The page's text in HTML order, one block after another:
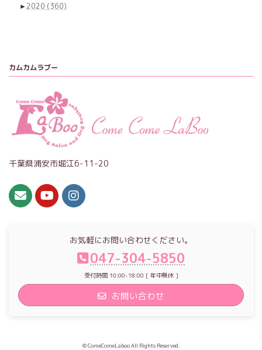
►2020 (360)
カムカムラブー
千葉県浦安市堀江6-11-20
お気軽にお問い合わせください。
047-304-5850
受付時間 10:00-18:00 [ 年中無休 ]
お問い合わせ
© ComeComeLaboo All Rights Reserved.